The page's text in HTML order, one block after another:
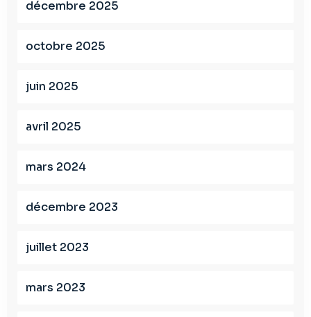
décembre 2025
octobre 2025
juin 2025
avril 2025
mars 2024
décembre 2023
juillet 2023
mars 2023